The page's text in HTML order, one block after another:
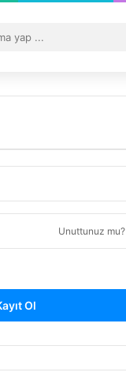
Unuttunuz mu?
Ol